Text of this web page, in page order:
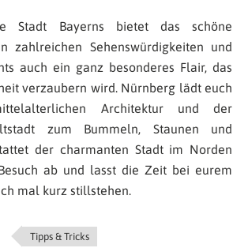
Stadt Bayerns bietet das schöne
zahlreichen Sehenswürdigkeiten und
auch ein ganz besonderes Flair, das
verzaubern wird. Nürnberg lädt euch
Architektur und der
zum Bummeln, Staunen und
der charmanten Stadt im Norden
ab und lasst die Zeit bei eurem
mal kurz stillstehen.
Tipps & Tricks